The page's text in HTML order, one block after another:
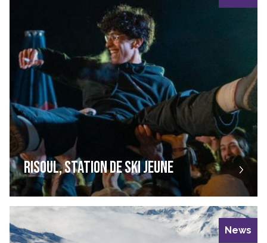
RISOUL, STATION DE SKI JEUNE
News